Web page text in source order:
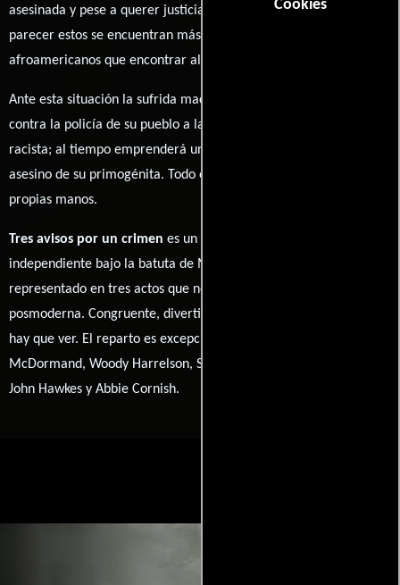
Cookies
asesinada y pese a querer justicia la policía no ha hecho nada, al
parecer estos se encuentran más pendientes a la tortura de
afroamericanos que encontrar al asesino de su hija.
Ante esta situación la sufrida madre decide declarar la guerra
contra la policía de su pueblo a la cual acusa de corrupta y
racista; al tiempo emprenderá una búsqueda para dar con el
asesino de su primogénita. Todo esto intentará hacerlo por sus
propias manos.
Tres avisos por un crimen es un thriller de comedia negra
independiente bajo la batuta de Martin McDonagh, todo
representado en tres actos que nos muestran la vida estilizada y
posmoderna. Congruente, divertidísima y desgarradora cinta que
hay que ver. El reparto es excepcional comandado por Frances
McDormand, Woody Harrelson, Sam Rockwell, Peter Dinklage,
John Hawkes y Abbie Cornish.